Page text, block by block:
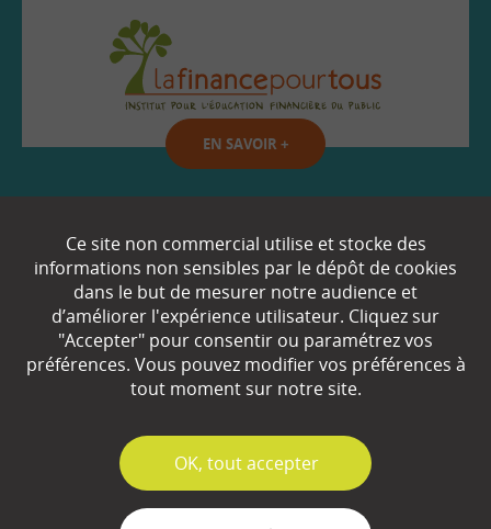
EN SAVOIR +
Partenaires
Espace Presse
Plan du site
Mentions légales
Ce site non commercial utilise et stocke des
informations non sensibles par le dépôt de cookies
dans le but de mesurer notre audience et
d’améliorer l'expérience utilisateur. Cliquez sur
"Accepter" pour consentir ou paramétrez vos
préférences. Vous pouvez modifier vos préférences à
tout moment sur notre site.
✓
OK, tout accepter